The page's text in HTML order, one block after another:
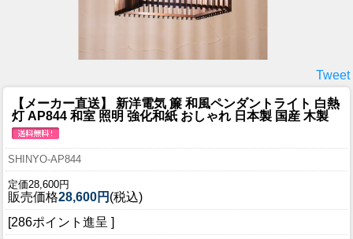
Tweet
【メーカー直送】 新洋電気 簾 和風ペンダントライト 白熱
灯 AP844 和室 照明 強化和紙 おしゃれ 日本製 国産 木製
SHINYO-AP844
定価28,600円
販売価格28,600円 (税込)
[286ポイント進呈 ]